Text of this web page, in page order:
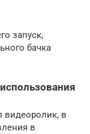
запуск,
бачка
видеоролик, в
в